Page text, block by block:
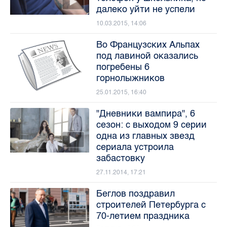
далеко уйти не успели
10.03.2015, 14:06
Во Французских Альпах
под лавиной оказались
погребены 6
горнолыжников
25.01.2015, 16:40
"Дневники вампира", 6
сезон: с выходом 9 серии
одна из главных звезд
сериала устроила
забастовку
27.11.2014, 17:21
Беглов поздравил
строителей Петербурга с
70-летием праздника